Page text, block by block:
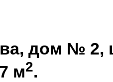
дом №
м2.